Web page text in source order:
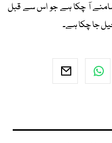
سامنے آ چکا ہے جو اس سے قبل
جا چکا ہے۔